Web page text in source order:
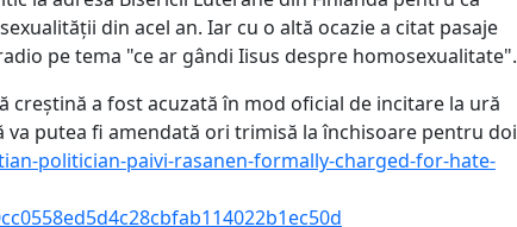
din acel an. Iar cu o altă ocazie a citat pasaje
pe tema "ce ar gândi Iisus despre homosexualitate".
a fost acuzată în mod oficial de incitare la ură
putea fi amendată ori trimisă la închisoare pentru doi
politician-paivi-rasanen-formally-charged-for-hate-